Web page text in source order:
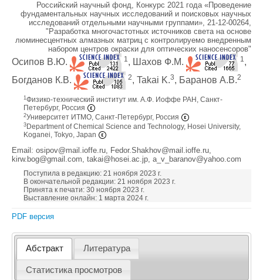
Российский научный фонд, Конкурс 2021 года «Проведение
фундаментальных научных исследований и поисковых научных
исследований отдельными научными группами», 21-12-00264,
"Разработка многочастотных источников света на основе
люминесцентных алмазных матриц с контролируемо внедренным
набором центров окраски для оптических наносенсоров"
Осипов В.Ю. 1 , Шахов Ф.М. 1 ,
Богданов К.В.
2, Takai K.3, Баранов А.В.2
1 Физико-технический институт им. А.Ф. Иоффе РАН, Санкт-
Петербург, Россия
2Университет ИТМО, Санкт-Петербург, Россия
3 Department of Chemical Science and Technology, Hosei University,
Koganei, Tokyo, Japan
Email: osipov@mail.ioffe.ru, Fedor.Shakhov@mail.ioffe.ru,
kirw.bog@gmail.com, takai@hosei.ac.jp, a_v_baranov@yahoo.com
Поступила в редакцию: 21 ноября 2023 г.
В окончательной редакции: 21 ноября 2023 г.
Принята к печати: 30 ноября 2023 г.
Выставление онлайн: 1 марта 2024 г.
PDF версия
Абстракт Литература
Статистика просмотров